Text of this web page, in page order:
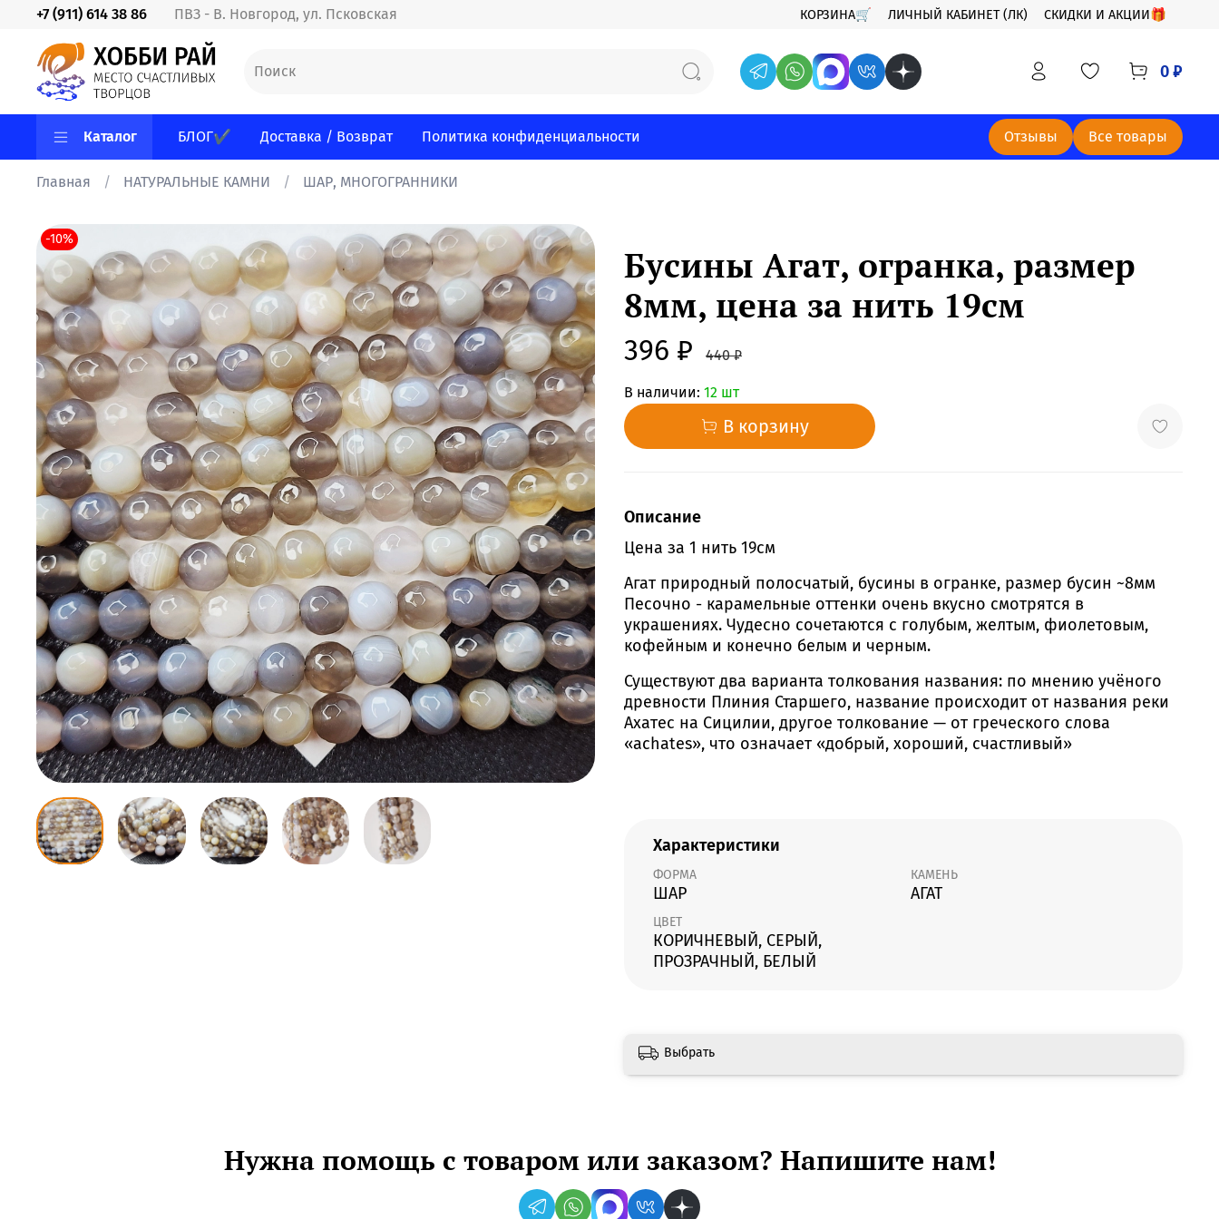
КОРЗИНА🛒 ЛИЧНЫЙ КАБИНЕТ (ЛК) СКИДКИ И АКЦИИ🎁
ПВЗ - В. Новгород, ул. Псковская
+7 (911) 614 38 86
0 ₽
Каталог БЛОГ✔ Доставка / Возврат Политика конфиденциальности Отзывы Все товары
Главная НАТУРАЛЬНЫЕ КАМНИ ШАР, МНОГОГРАННИКИ
-10%
Бусины Агат, огранка, размер
8мм, цена за нить 19см
396 ₽ 440 ₽
В наличии: 12 шт
В корзину
Описание
Цена за 1 нить 19см
Агат природный полосчатый, бусины в огранке, размер бусин ~8мм
Песочно - карамельные оттенки очень вкусно смотрятся в
украшениях. Чудесно сочетаются с голубым, желтым, фиолетовым,
кофейным и конечно белым и черным.
Существуют два варианта толкования названия: по мнению учёного
древности Плиния Старшего, название происходит от названия реки
Ахатес на Сицилии, другое толкование — от греческого слова
«achates», что означает «добрый, хороший, счастливый»
Характеристики
ФОРМА
ШАР
КАМЕНЬ
АГАТ
ЦВЕТ
КОРИЧНЕВЫЙ, СЕРЫЙ,
ПРОЗРАЧНЫЙ, БЕЛЫЙ
Выбрать
Нужна помощь с товаром или заказом? Напишите нам!